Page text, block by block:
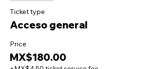
Ticket type
Acceso general
Price
MX$180.00